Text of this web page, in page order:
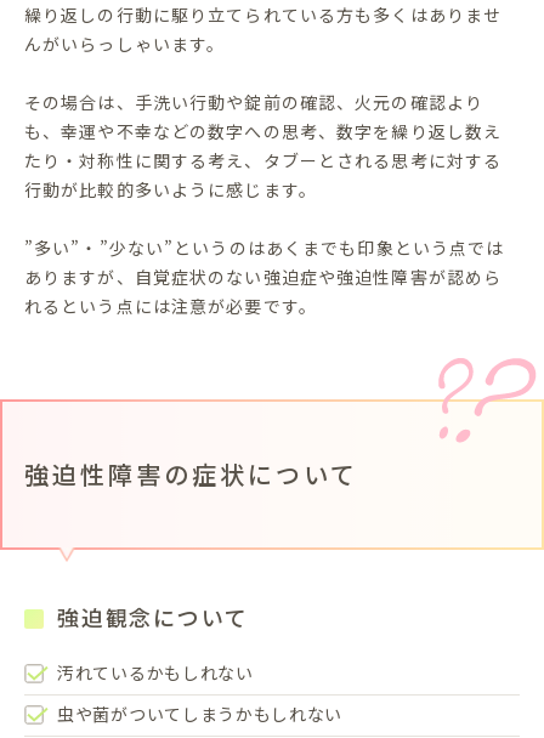
繰り返しの行動に駆り立てられている方も多くはありませ
んがいらっしゃいます。
その場合は、手洗い行動や錠前の確認、火元の確認より
も、幸運や不幸などの数字への思考、数字を繰り返し数え
たり・対称性に関する考え、タブーとされる思考に対する
行動が比較的多いように感じます。
”多い”・”少ない”というのはあくまでも印象という点では
ありますが、自覚症状のない強迫症や強迫性障害が認めら
れるという点には注意が必要です。
強迫性障害の症状について
強迫観念について
汚れているかもしれない
虫や菌がついてしまうかもしれない